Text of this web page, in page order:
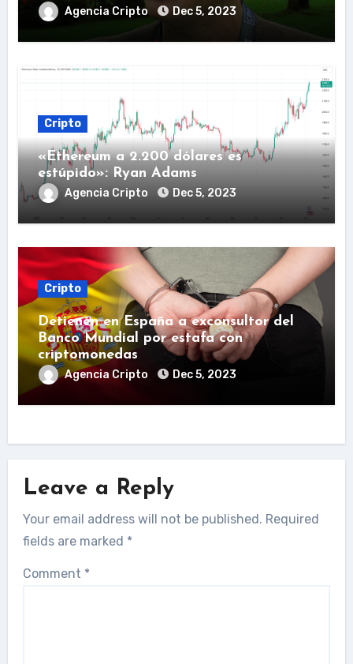
Agencia Cripto Dec 5, 2023
Cripto
«Ethereum a 2.200 dólares es
estúpido»: Ryan Adams
Agencia Cripto Dec 5, 2023
Cripto
Detienen en España a exconsultor del
Banco Mundial por estafa con
criptomonedas
Agencia Cripto Dec 5, 2023
Leave a Reply
Your email address will not be published. Required
fields are marked *
Comment *